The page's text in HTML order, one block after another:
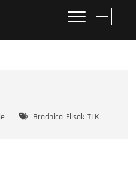
P
r
z
m
Brodnica Flisak TLK